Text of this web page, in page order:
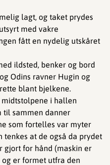
lagt, og taket prydes
med vakre
fått en nydelig utskåret
ildsted, benker og bord
Odins ravner Hugin og
blant bjelkene.
i hallen
til sammen danner
som fortelles var myter
at de også da prydet
gjort for hånd (maskin er
er formet utfra den